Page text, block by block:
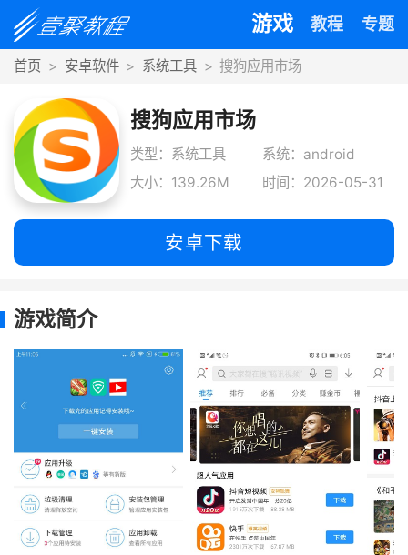
游戏 教程 专题
首页 安卓软件 系统工具 搜狗应用市场
搜狗应用市场
类型：系统工具
系统：android
大小：139.26M
时间：2026-05-31
安卓下载
游戏简介